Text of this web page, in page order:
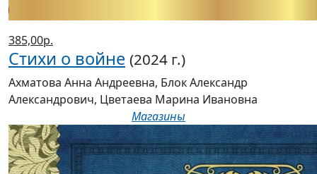
385,00р.
Стихи о войне
Ахматова Анна Андреевна, Блок Александр
Александрович, Цветаева Марина Ивановна
Магазины